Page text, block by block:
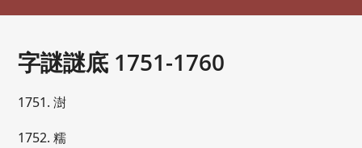
字謎謎底 1751-1760
1751. 澍
1752. 糯